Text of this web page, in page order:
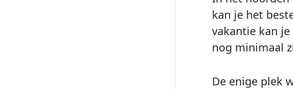
kan je het
vakantie kan je
nog minimaal
De enige plek